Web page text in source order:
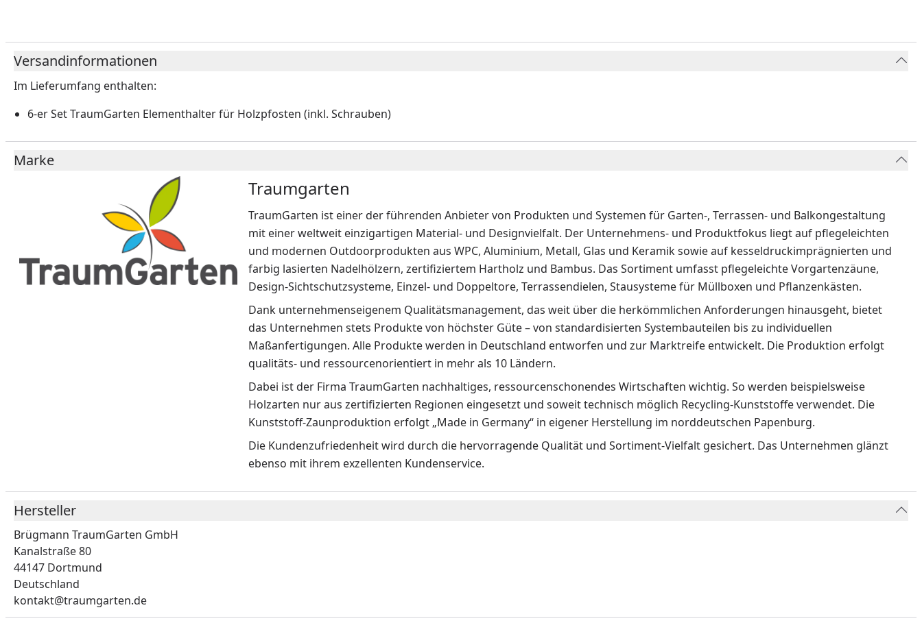
Versandinformationen
Im Lieferumfang enthalten:
6-er Set TraumGarten Elementhalter für Holzpfosten (inkl. Schrauben)
Marke
Traumgarten
TraumGarten ist einer der führenden Anbieter von Produkten und Systemen für Garten-, Terrassen- und Balkongestaltung
mit einer weltweit einzigartigen Material- und Designvielfalt. Der Unternehmens- und Produktfokus liegt auf pflegeleichten
und modernen Outdoorprodukten aus WPC, Aluminium, Metall, Glas und Keramik sowie auf kesseldruckimprägnierten und
farbig lasierten Nadelhölzern, zertifiziertem Hartholz und Bambus. Das Sortiment umfasst pflegeleichte Vorgartenzäune,
Design-Sichtschutzsysteme, Einzel- und Doppeltore, Terrassendielen, Stausysteme für Müllboxen und Pflanzenkästen.
Dank unternehmenseigenem Qualitätsmanagement, das weit über die herkömmlichen Anforderungen hinausgeht, bietet
das Unternehmen stets Produkte von höchster Güte – von standardisierten Systembauteilen bis zu individuellen
Maßanfertigungen. Alle Produkte werden in Deutschland entworfen und zur Marktreife entwickelt. Die Produktion erfolgt
qualitäts- und ressourcenorientiert in mehr als 10 Ländern.
Dabei ist der Firma TraumGarten nachhaltiges, ressourcenschonendes Wirtschaften wichtig. So werden beispielsweise
Holzarten nur aus zertifizierten Regionen eingesetzt und soweit technisch möglich Recycling-Kunststoffe verwendet. Die
Kunststoff-Zaunproduktion erfolgt „Made in Germany“ in eigener Herstellung im norddeutschen Papenburg.
Die Kundenzufriedenheit wird durch die hervorragende Qualität und Sortiment-Vielfalt gesichert. Das Unternehmen glänzt
ebenso mit ihrem exzellenten Kundenservice.
Hersteller
Brügmann TraumGarten GmbH
Kanalstraße 80
44147 Dortmund
Deutschland
kontakt@traumgarten.de